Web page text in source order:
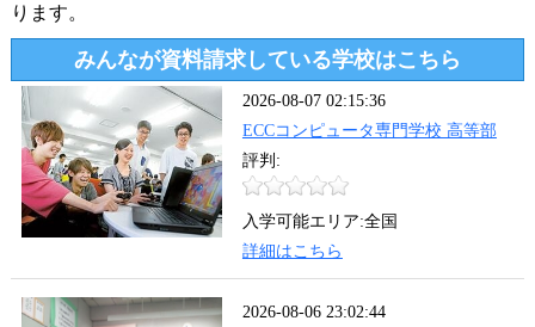
ります。
みんなが資料請求している学校はこちら